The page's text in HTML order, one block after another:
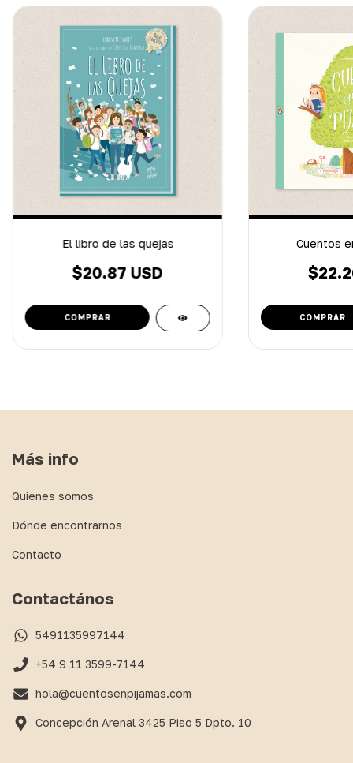
El libro de las quejas
$20.87 USD
Cuentos
Más info
Quienes somos
Dónde encontrarnos
Contacto
Contactános
5491135997144
+54 9 11 3599-7144
hola@cuentosenpijamas.com
Concepción Arenal 3425 Piso 5 Dpto. 10